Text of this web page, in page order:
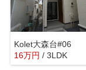
Kolet大森台#06
16万円 / 3LDK